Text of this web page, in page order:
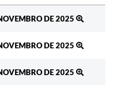
DE 2025
DE 2025
DE 2025